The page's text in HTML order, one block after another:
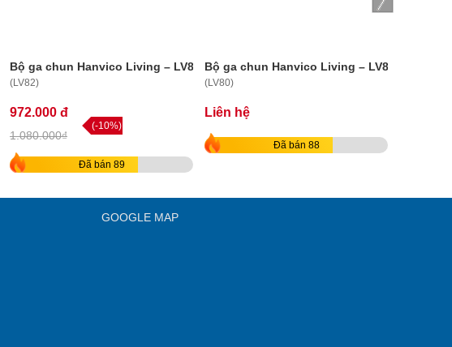
Bộ ga chun Hanvico Living – LV82
(LV82)
972.000 đ
1.080.000₫
(-10%)
Đã bán 89
Bộ ga chun Hanvico Living – LV80
(LV80)
Liên hệ
Đã bán 88
GOOGLE MAP